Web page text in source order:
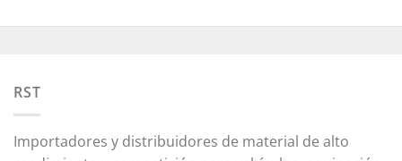
RST
Importadores y distribuidores de material de alto